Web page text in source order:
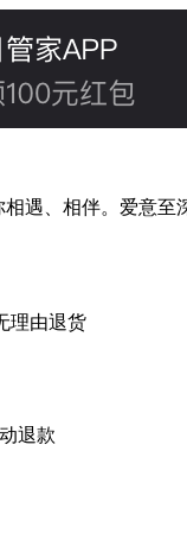
遇、相伴。爱意至
理由退货
退款